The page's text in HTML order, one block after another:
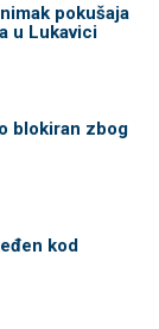
pokušaja
u Lukavici
blokiran zbog
kod